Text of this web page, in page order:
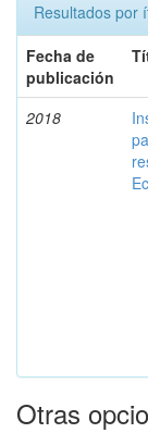
Resultados por
Fecha de
publicación
2018
Otras